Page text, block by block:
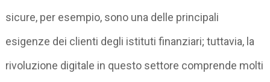
sicure, per esempio, sono una delle principali
esigenze dei clienti degli istituti finanziari; tuttavia, la
rivoluzione digitale in questo settore comprende molti